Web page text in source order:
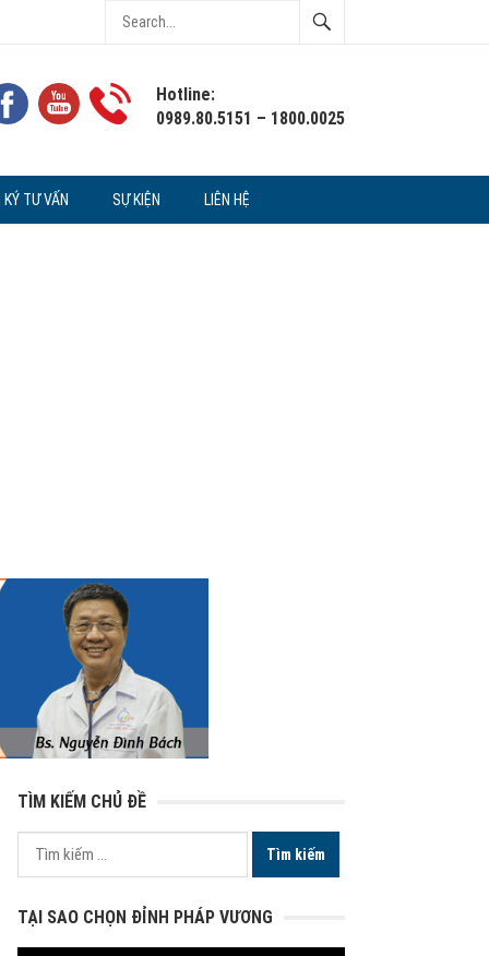
Hotline:
0989.80.5151 – 1800.0025
TƯ VẤN SỰ KIỆN LIÊN HỆ
TÌM KIẾM CHỦ ĐỀ
Tìm
kiếm
TẠI SAO CHỌN ĐỈNH PHÁP VƯƠNG